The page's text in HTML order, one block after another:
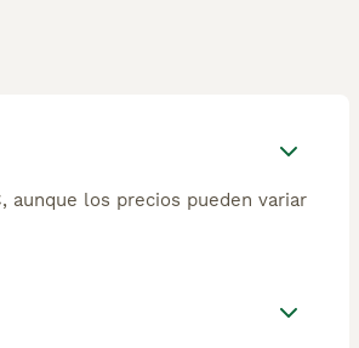
aunque los precios pueden variar